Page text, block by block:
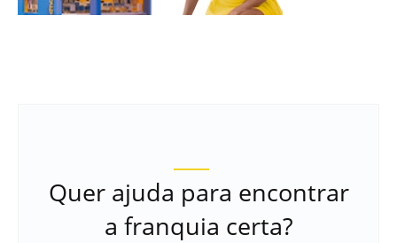
Quer ajuda para encontrar
a franquia certa?